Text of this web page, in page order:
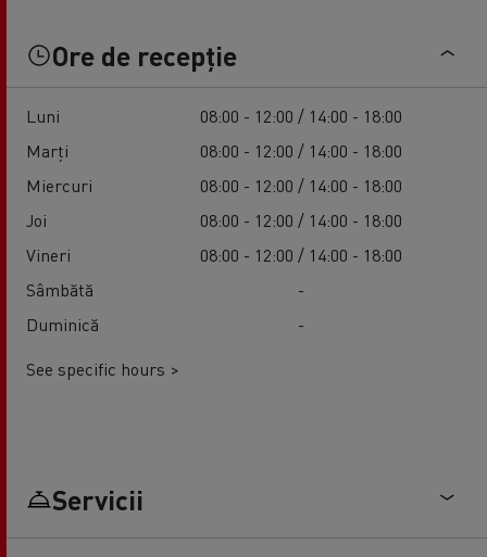
Ore de recepție
Luni
08:00 - 12:00 / 14:00 - 18:00
Marți
08:00 - 12:00 / 14:00 - 18:00
Miercuri
08:00 - 12:00 / 14:00 - 18:00
Joi
08:00 - 12:00 / 14:00 - 18:00
Vineri
08:00 - 12:00 / 14:00 - 18:00
Sâmbătă
-
Duminică
-
See specific hours >
Servicii